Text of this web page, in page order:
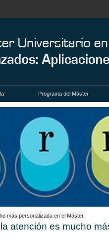
Programa del Máster
más personalizada en el Máster.
atención es mucho